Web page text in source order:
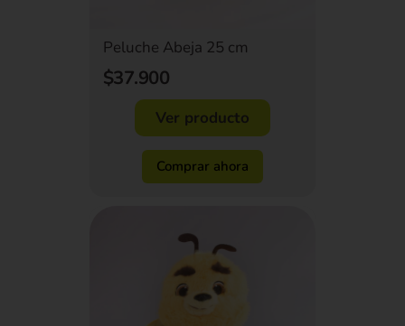
Peluche Abeja 25 cm
$37.900
Ver producto
Comprar ahora